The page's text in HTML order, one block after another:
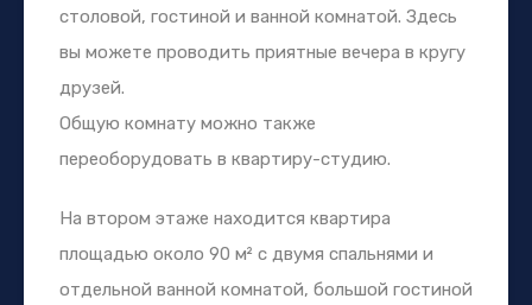
столовой, гостиной и ванной комнатой. Здесь
вы можете проводить приятные вечера в кругу
друзей.
Общую комнату можно также
переоборудовать в квартиру-студию.
На втором этаже находится квартира
площадью около 90 м² с двумя спальнями и
отдельной ванной комнатой, большой гостиной